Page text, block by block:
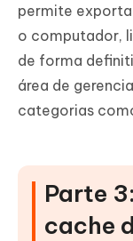
permite
o computador,
de forma
área de
categorias
Parte
cache